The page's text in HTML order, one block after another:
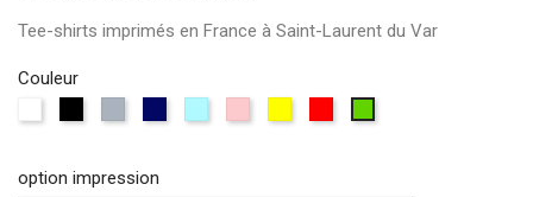
Tee-shirts imprimés en France à Saint-Laurent du Var
Couleur
option impression